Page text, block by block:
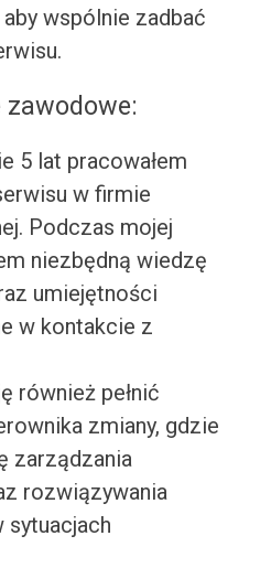
wspólnie zadbać
5 lat pracowałem
w firmie
Podczas mojej
niezbędną wiedzę
umiejętności
w kontakcie z
również pełnić
zmiany, gdzie
zarządzania
rozwiązywania
sytuacjach